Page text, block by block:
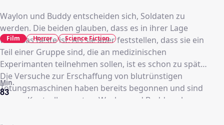
Waylon und Buddy entscheiden sich, Soldaten zu
werden. Die beiden glauben, dass es in ihrer Lage
wohl das Beste ist. Als sie aber feststellen, dass sie ein
Teil einer Gruppe sind, die an medizinischen
Experimanten teilnehmen sollen, ist es schon zu spät.
Die Versuche zur Erschaffung von blutrünstigen
Tötungsmaschinen haben bereits begonnen und sind
ausser Kontrolle geraten. Waylon und Buddy nehmen
83
Min.
Film Horror Science Fiction